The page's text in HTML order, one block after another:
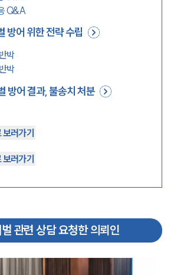
Q&A
방어 위한 전략 수립
박
박
방어 결과, 불송치 처분
러가기
러가기
관련 상담 요청한 의뢰인